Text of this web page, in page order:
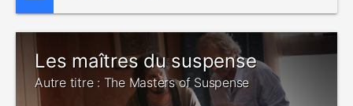
Les maîtres du suspense
Autre titre : The Masters of Suspense